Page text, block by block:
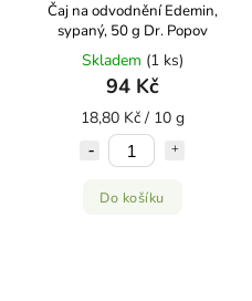
Čaj na odvodnění Edemin,
sypaný, 50 g Dr. Popov
Skladem (1 ks)
94 Kč
18,80 Kč / 10 g
Do košíku